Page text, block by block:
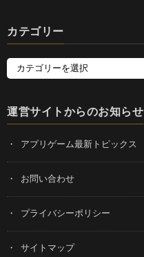
カテゴリー
運営サイトからのお知らせ
アプリゲーム最新トピックス
お問い合わせ
プライバシーポリシー
サイトマップ